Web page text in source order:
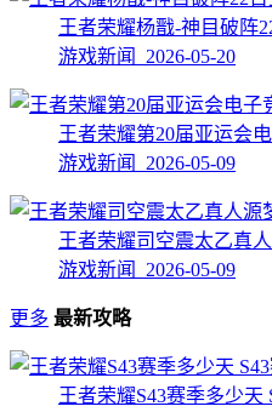
王者荣耀杨戬-神目破阵
游戏新闻 2026-05-20
王者荣耀第20届亚运会
游戏新闻 2026-05-09
王者荣耀司空震太乙真
游戏新闻 2026-05-09
更多 最新攻略
王者荣耀S43赛季多少天